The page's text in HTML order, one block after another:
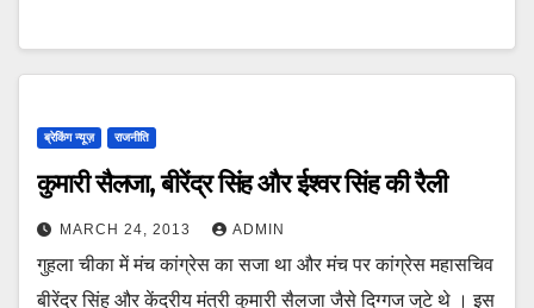
ब्रेकिंग न्यूज़ राजनीति
कुमारी सैलजा, बीरेंद्र सिंह और ईश्वर सिंह की रैली
MARCH 24, 2013 ADMIN
गुहला चीका में मंच कांग्रेस का सजा था और मंच पर कांग्रेस महासचिव
बीरेंद्र सिंह और केंद्रीय मंत्री कुमारी सैलजा जैसे दिग्गज जुटे थे । इस